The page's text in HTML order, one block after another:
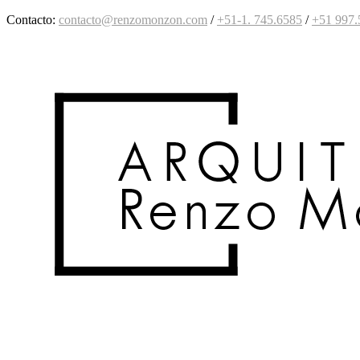
Contacto: contacto@renzomonzon.com / +51-1. 745.6585 / +51 997